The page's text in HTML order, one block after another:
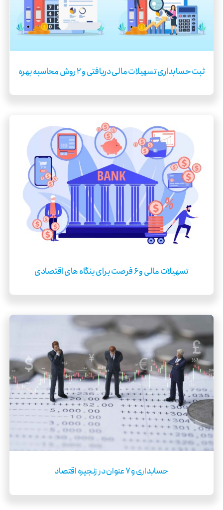
ثبت حسابداری تسهیلات مالی دریافتی و ۲ روش محاسبه بهره
تسهیلات مالی و ۶ فرصت برای بنگاه های اقتصادی
حسابداری و ۷ عنوان در زنجیره اقتصاد